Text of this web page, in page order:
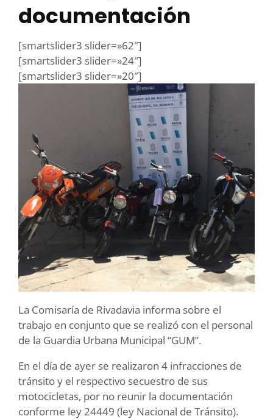
documentación
[smartslider3 slider=»62″]
[smartslider3 slider=»24″]
[smartslider3 slider=»20″]
La Comisaría de Rivadavia informa sobre el
trabajo en conjunto que se realizó con el personal
de la Guardia Urbana Municipal “GUM”.
En el día de ayer se realizaron 4 infracciones de
tránsito y el respectivo secuestro de sus
motocicletas, por no reunir la documentación
conforme ley 24449 (ley Nacional de Tránsito).